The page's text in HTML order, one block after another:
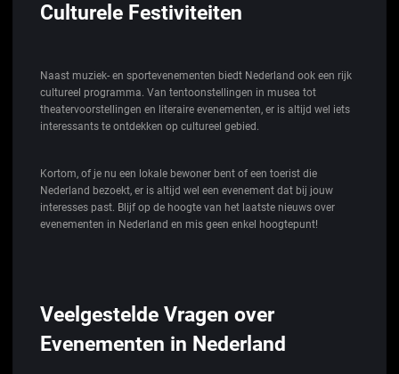
Culturele Festiviteiten
Naast muziek- en sportevenementen biedt Nederland ook een rijk
cultureel programma. Van tentoonstellingen in musea tot
theatervoorstellingen en literaire evenementen, er is altijd wel iets
interessants te ontdekken op cultureel gebied.
Kortom, of je nu een lokale bewoner bent of een toerist die
Nederland bezoekt, er is altijd wel een evenement dat bij jouw
interesses past. Blijf op de hoogte van het laatste nieuws over
evenementen in Nederland en mis geen enkel hoogtepunt!
Veelgestelde Vragen over
Evenementen in Nederland